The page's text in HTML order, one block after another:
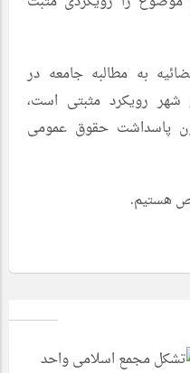
به مطالبه جامعه در
رویکرد مثبتی است،
پاسداشت حقوق عمومی
هستیم.